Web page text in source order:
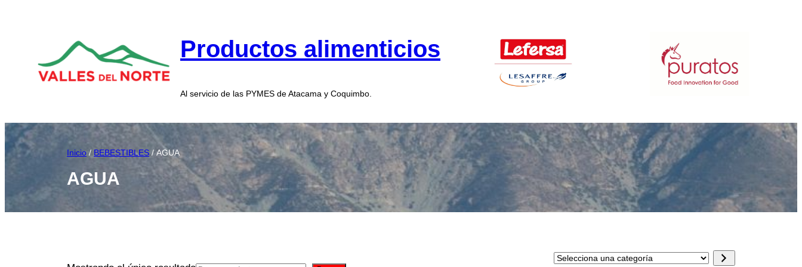
Productos alimenticios
Al servicio de las PYMES de Atacama y Coquimbo.
Inicio / BEBESTIBLES / AGUA
AGUA
Selecciona